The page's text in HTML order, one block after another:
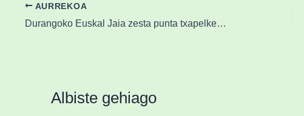
AURREKOA
Durangoko Euskal Jaia zesta punta txapelketako bi seminifalak zehaztuta
Albiste gehiago